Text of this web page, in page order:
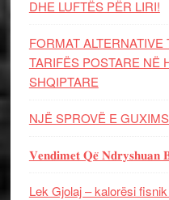
DHE LUFTЁS PЁR LIRI!
FORMAT
TARIFËS POSTARE NË
SHQIPTARE
NJË SPROVË E
𝐕𝐞𝐧𝐝𝐢𝐦𝐞𝐭 𝐐𝐞̈ 𝐍𝐝𝐫𝐲𝐬𝐡𝐮𝐚𝐧
Lek Gjolaj – kalorësi